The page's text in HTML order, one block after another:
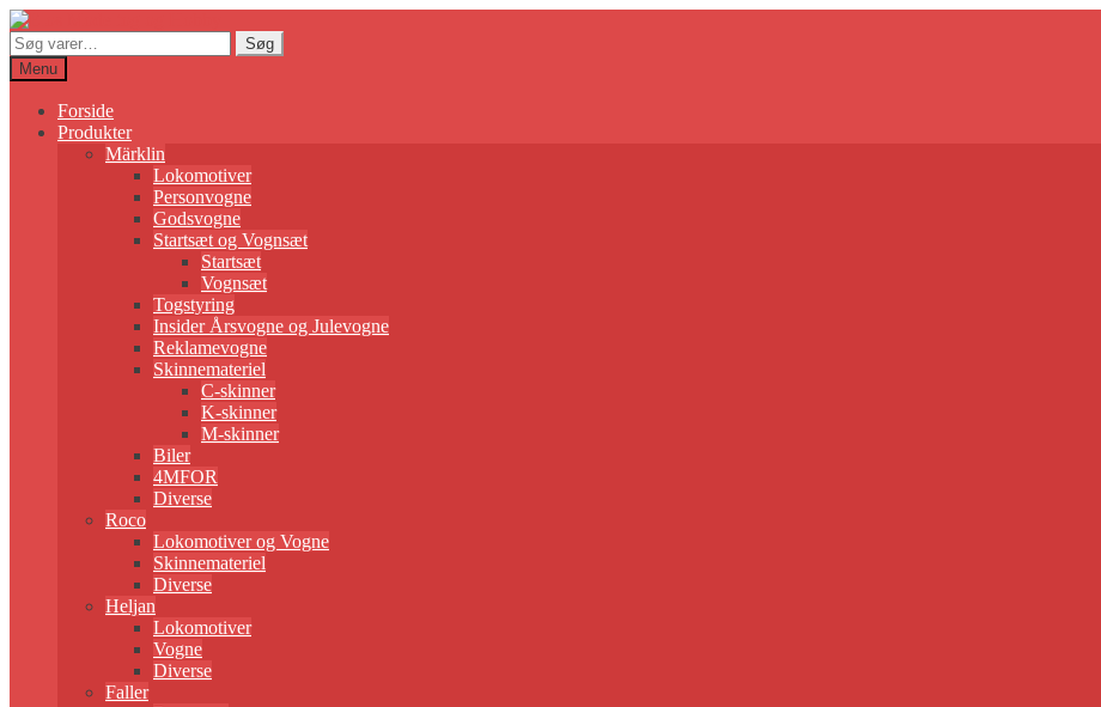
Søg
efter:
Søg
Menu
Forside
Produkter
Märklin
Lokomotiver
Personvogne
Godsvogne
Startsæt og Vognsæt
Startsæt
Vognsæt
Togstyring
Insider Årsvogne og Julevogne
Reklamevogne
Skinnemateriel
C-skinner
K-skinner
M-skinner
Biler
4MFOR
Diverse
Roco
Lokomotiver og Vogne
Skinnemateriel
Diverse
Heljan
Lokomotiver
Vogne
Diverse
Faller